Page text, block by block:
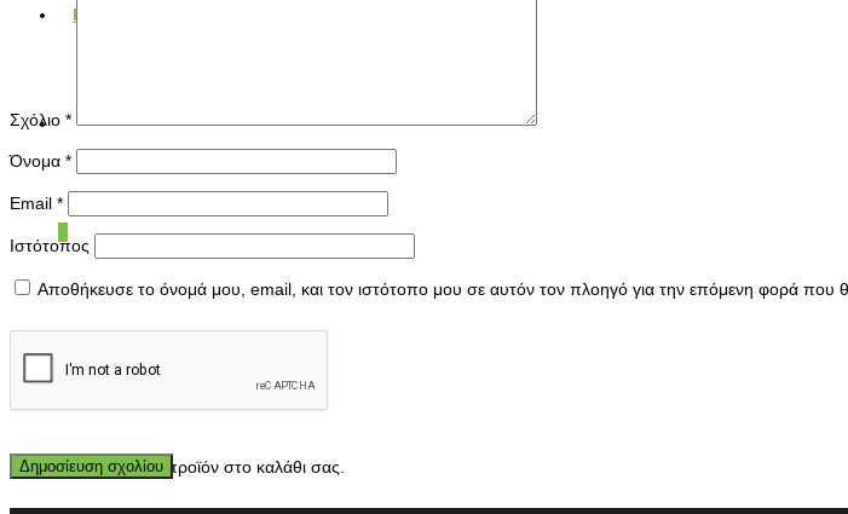
Επικοινωνία
Κανένα προϊόν στο καλάθι σας.
Σχόλιο *
Όνομα *
Email *
Ιστότοπος
Αποθήκευσε το όνομά μου, email, και τον ιστότοπο μου σε αυτόν τον πλοηγό για την επόμενη φορά που